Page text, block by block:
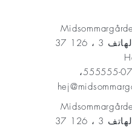
مخطط الهاتف 3 ، 126 37
مخطط الهاتف 3 ، 126 37